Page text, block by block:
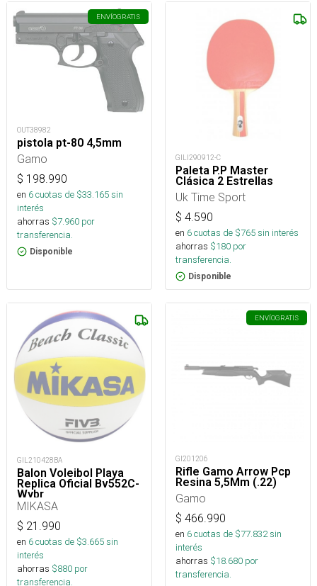
ENVÍOGRATIS
OUT38982
pistola pt-80 4,5mm
Gamo
$ 198.990
en 6cuotas de $33.165sin
interés
ahorras $7.960 por
transferencia.
Disponible
GILI290912-C
Paleta P.P Master
Clásica 2 Estrellas
Uk Time Sport
$ 4.590
en 6cuotas de $765sin interés
ahorras $180 por
transferencia.
Disponible
GIL210428BA
Balon Voleibol Playa
Replica Oficial Bv552C-
Wybr
MIKASA
$ 21.990
en 6cuotas de $3.665sin
interés
ahorras $880 por
transferencia.
ENVÍOGRATIS
GI201206
Rifle Gamo Arrow Pcp
Resina 5,5Mm (.22)
Gamo
$ 466.990
en 6cuotas de $77.832sin
interés
ahorras $18.680 por
transferencia.